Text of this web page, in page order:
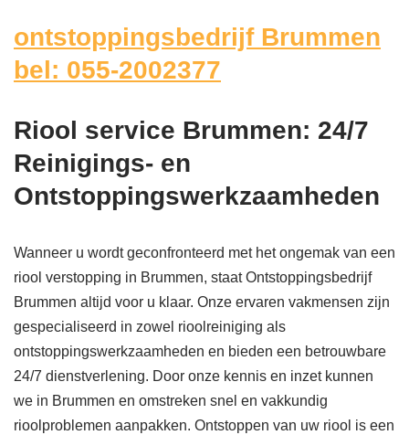
ontstoppingsbedrijf Brummen
bel: 055-2002377
Riool service Brummen: 24/7
Reinigings- en
Ontstoppingswerkzaamheden
Wanneer u wordt geconfronteerd met het ongemak van een
riool verstopping in Brummen, staat Ontstoppingsbedrijf
Brummen altijd voor u klaar. Onze ervaren vakmensen zijn
gespecialiseerd in zowel rioolreiniging als
ontstoppingswerkzaamheden en bieden een betrouwbare
24/7 dienstverlening. Door onze kennis en inzet kunnen
we in Brummen en omstreken snel en vakkundig
rioolproblemen aanpakken. Ontstoppen van uw riool is een